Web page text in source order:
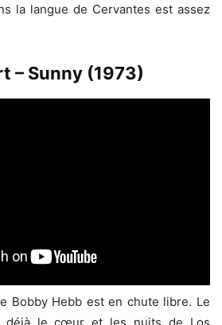
la langue de Cervantes est assez
– Sunny (1973)
Bobby Hebb est en chute libre. Le